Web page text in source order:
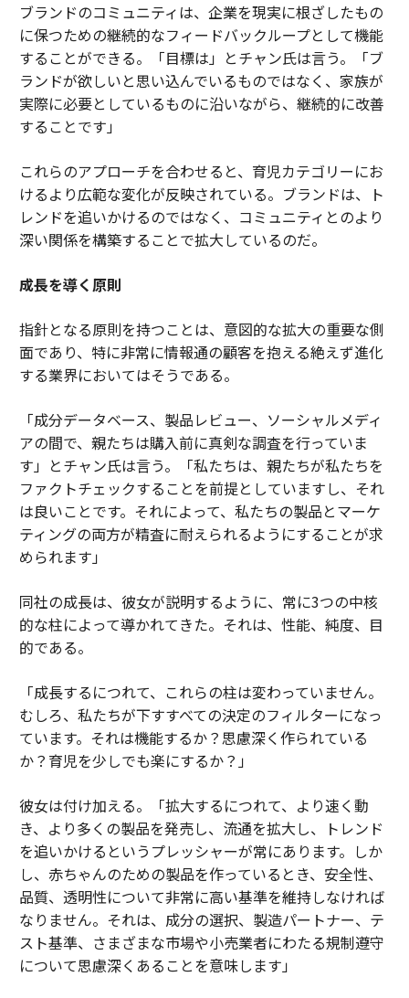
ブランドのコミュニティは、企業を現実に根ざしたもの
に保つための継続的なフィードバックループとして機能
することができる。「目標は」とチャン氏は言う。「ブ
ランドが欲しいと思い込んでいるものではなく、家族が
実際に必要としているものに沿いながら、継続的に改善
することです」
これらのアプローチを合わせると、育児カテゴリーにお
けるより広範な変化が反映されている。ブランドは、ト
レンドを追いかけるのではなく、コミュニティとのより
深い関係を構築することで拡大しているのだ。
成長を導く原則
指針となる原則を持つことは、意図的な拡大の重要な側
面であり、特に非常に情報通の顧客を抱える絶えず進化
する業界においてはそうである。
「成分データベース、製品レビュー、ソーシャルメディ
アの間で、親たちは購入前に真剣な調査を行っていま
す」とチャン氏は言う。「私たちは、親たちが私たちを
ファクトチェックすることを前提としていますし、それ
は良いことです。それによって、私たちの製品とマーケ
ティングの両方が精査に耐えられるようにすることが求
められます」
同社の成長は、彼女が説明するように、常に3つの中核
的な柱によって導かれてきた。それは、性能、純度、目
的である。
「成長するにつれて、これらの柱は変わっていません。
むしろ、私たちが下すすべての決定のフィルターになっ
ています。それは機能するか？思慮深く作られている
か？育児を少しでも楽にするか？」
彼女は付け加える。「拡大するにつれて、より速く動
き、より多くの製品を発売し、流通を拡大し、トレンド
を追いかけるというプレッシャーが常にあります。しか
し、赤ちゃんのための製品を作っているとき、安全性、
品質、透明性について非常に高い基準を維持しなければ
なりません。それは、成分の選択、製造パートナー、テ
スト基準、さまざまな市場や小売業者にわたる規制遵守
について思慮深くあることを意味します」